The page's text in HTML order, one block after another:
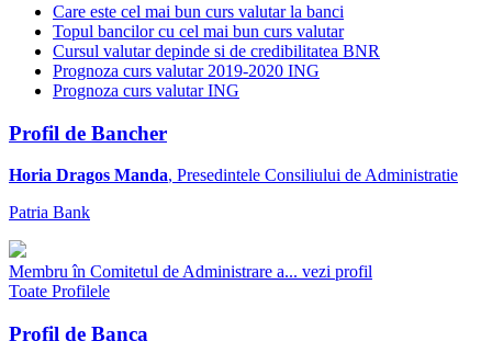
Care este cel mai bun curs valutar la banci
Topul bancilor cu cel mai bun curs valutar
Cursul valutar depinde si de credibilitatea BNR
Prognoza curs valutar 2019-2020 ING
Prognoza curs valutar ING
Profil de Bancher
Horia Dragos Manda, Presedintele Consiliului de Administratie
Patria Bank
Membru în Comitetul de Administrare a... vezi profil
Toate Profilele
Profil de Banca